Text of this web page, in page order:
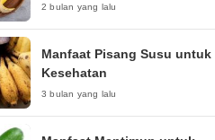
2 bulan yang lalu
Manfaat Pisang Susu untuk
Kesehatan
3 bulan yang lalu